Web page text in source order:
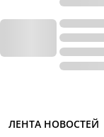
ЛЕНТА НОВОСТЕЙ